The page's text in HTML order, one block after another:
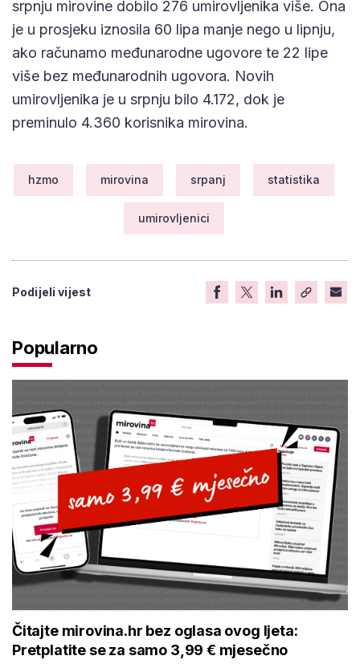
srpnju mirovine dobilo 276 umirovljenika više. Ona
je u prosjeku iznosila 60 lipa manje nego u lipnju,
ako računamo međunarodne ugovore te 22 lipe
više bez međunarodnih ugovora. Novih
umirovljenika je u srpnju bilo 4.172, dok je
preminulo 4.360 korisnika mirovina.
hzmo mirovina srpanj statistika
umirovljenici
Podijeli vijest
Popularno
Čitajte mirovina.hr bez oglasa ovog ljeta:
Pretplatite se za samo 3,99 € mjesečno